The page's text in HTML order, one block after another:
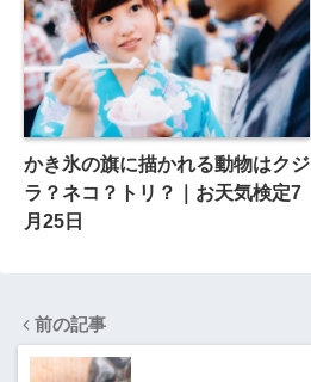
かき氷の旗に描かれる動物はクジ
ラ？ネコ？トリ？｜お天気検定7
月25日
前の記事